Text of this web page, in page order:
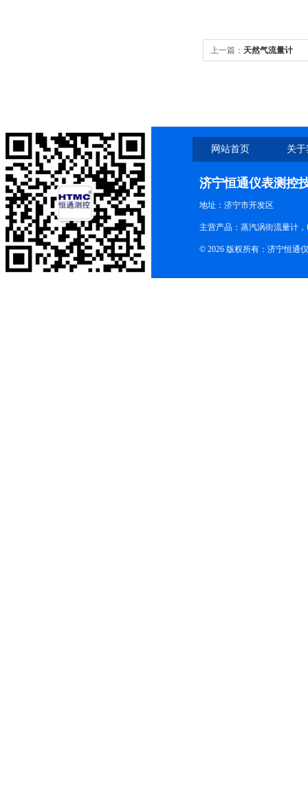
上一篇： 天然气流量计
网站首页 关
济宁恒通仪表测控
地址：济宁市开发区
主营产品：蒸汽涡街流量计
© 2026 版权所有：济宁恒通